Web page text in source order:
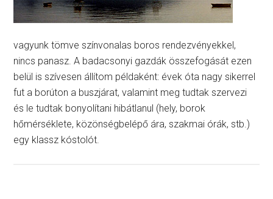
vagyunk tömve színvonalas boros rendezvényekkel,
nincs panasz. A badacsonyi gazdák összefogását ezen
belül is szívesen állítom példaként: évek óta nagy sikerrel
fut a borúton a buszjárat, valamint meg tudtak szervezi
és le tudtak bonyolítani hibátlanul (hely, borok
hőmérséklete, közönségbelépő ára, szakmai órák, stb.)
egy klassz kóstolót.